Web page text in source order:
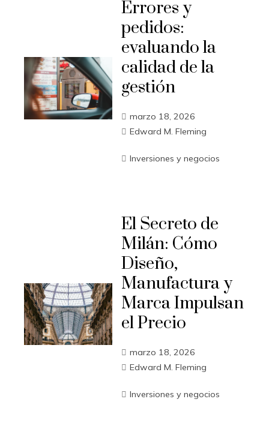
Errores y
pedidos:
evaluando la
calidad de la
gestión
marzo 18, 2026
Edward M. Fleming
Inversiones y negocios
El Secreto de
Milán: Cómo
Diseño,
Manufactura y
Marca Impulsan
el Precio
marzo 18, 2026
Edward M. Fleming
Inversiones y negocios